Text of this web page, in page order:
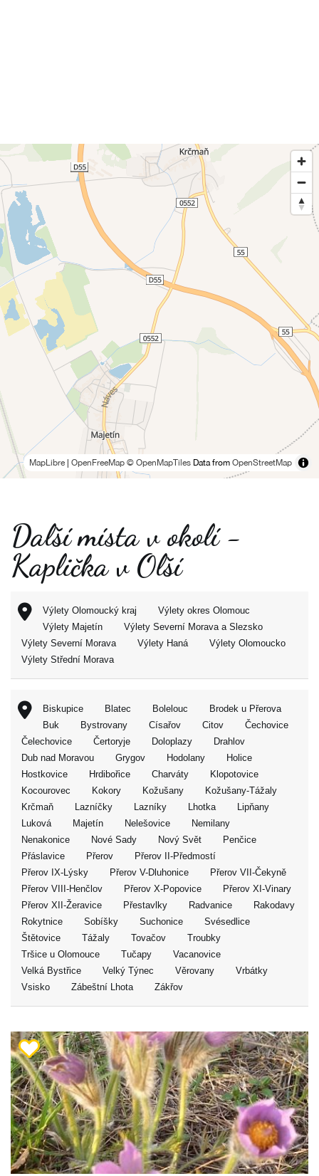
MapLibre OpenFreeMap © OpenMapTiles Data from OpenStreetMap
Další místa v okolí -
Kaplička v Olší
Výlety Olomoucký kraj
Výlety okres Olomouc
Výlety Majetín
Výlety Severní Morava a Slezsko
Výlety Severní Morava
Výlety Haná
Výlety Olomoucko
Výlety Střední Morava
Biskupice Blatec Bolelouc
Brodek u Přerova
Buk
Bystrovany Císařov Citov
Čechovice
Čelechovice
Čertoryje Doloplazy
Drahlov
Dub nad Moravou
Grygov Hodolany
Holice
Hostkovice
Hrdibořice Charváty
Klopotovice
Kocourovec
Kokory Kožušany
Kožušany-Tážaly
Krčmaň
Lazníčky Lazníky Lhotka
Lipňany
Luková
Majetín Nelešovice
Nemilany
Nenakonice
Nové Sady Nový Svět
Penčice
Přáslavice
Přerov
Přerov II-Předmostí
Přerov IX-Lýsky
Přerov V-Dluhonice
Přerov VII-Čekyně
Přerov VIII-Henčlov
Přerov X-Popovice
Přerov XI-Vinary
Přerov XII-Žeravice
Přestavlky Radvanice
Rakodavy
Rokytnice
Sobíšky Suchonice
Svésedlice
Štětovice
Tážaly Tovačov
Troubky
Tršice u Olomouce
Tučapy
Vacanovice
Velká Bystřice
Velký Týnec Věrovany
Vrbátky
Vsisko
Zábeštní Lhota Zákřov